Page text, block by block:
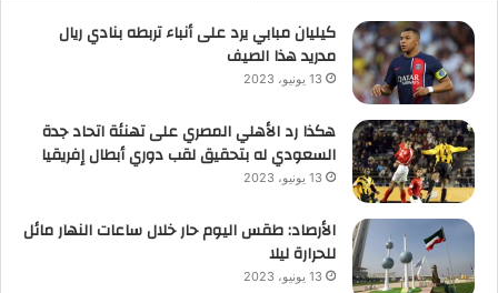
كيليان مبابي يرد على أنباء تربطه بنادي ريال
مدريد هذا الصيف
13 يونيو، 2023
هكذا رد الأهلي المصري على تهنئة اتحاد جدة
السعودي له بتحقيق لقب دوري أبطال إفريقيا
13 يونيو، 2023
الأرصاد: طقس اليوم حار خلال ساعات النهار مائل
للحرارة ليلا
13 يونيو، 2023